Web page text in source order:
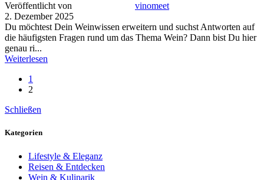
Veröffentlicht von
vinomeet
2. Dezember 2025
Du möchtest Dein Weinwissen erweitern und suchst Antworten auf
die häufigsten Fragen rund um das Thema Wein? Dann bist Du hier
genau ri...
Weiterlesen
1
2
Schließen
Kategorien
Lifestyle & Eleganz
Reisen & Entdecken
Wein & Kulinarik